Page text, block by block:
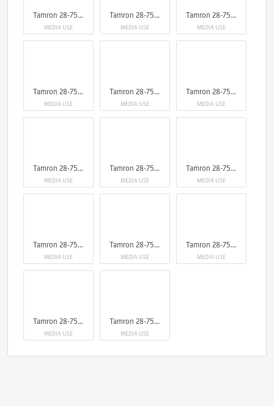
Tamron 28-75mm F/2.8 Di III VXD G2 Nikon Z
MEDIA USE
Tamron 28-75mm F/2.8 Di III VXD G2 Nikon Z
MEDIA USE
Tamron 28-75mm F/2.8 Di III VXD G2 Nikon Z
MEDIA USE
Tamron 28-75mm F/2.8 Di III VXD G2 Nikon Z
MEDIA USE
Tamron 28-75mm F/2.8 Di III VXD G2 Nikon Z
MEDIA USE
Tamron 28-75mm F/2.8 Di III VXD G2 Nikon Z
MEDIA USE
Tamron 28-75mm F/2.8 Di III VXD G2 Nikon Z
MEDIA USE
Tamron 28-75mm F/2.8 Di III VXD G2 Nikon Z
MEDIA USE
Tamron 28-75mm F/2.8 Di III VXD G2 Nikon Z
MEDIA USE
Tamron 28-75mm F/2.8 Di III VXD G2 Nikon Z
MEDIA USE
Tamron 28-75mm F/2.8 Di III VXD G2 Nikon Z
MEDIA USE
Tamron 28-75mm F/2.8 Di III VXD G2 Nikon Z
MEDIA USE
Tamron 28-75mm F/2.8 Di III VXD G2 Nikon Z
MEDIA USE
Tamron 28-75mm F/2.8 Di III VXD G2 Nikon Z
MEDIA USE